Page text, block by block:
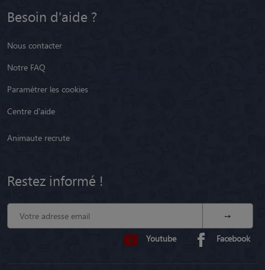
Besoin d'aide ?
Nous contacter
Notre FAQ
Paramétrer les cookies
Centre d'aide
Animaute recrute
Restez informé !
Youtube Facebook